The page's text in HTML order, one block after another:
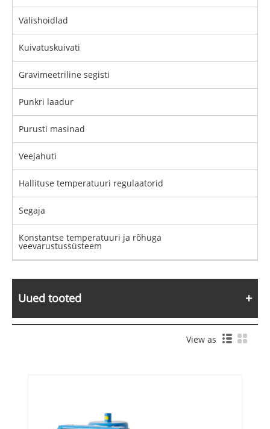
Välishoidlad
Kuivatuskuivati
Gravimeetriline segisti
Punkri laadur
Purusti masinad
Veejahuti
Hallituse temperatuuri regulaatorid
Segaja
Konstantse temperatuuri ja rõhuga
veevarustussüsteem
Uued tooted
View as